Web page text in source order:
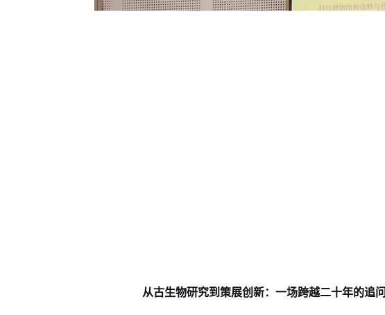
从古生物研究到策展创新：一场跨越二十年的追问